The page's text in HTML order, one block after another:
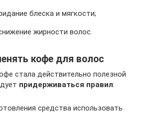
блеска и мягкости;
жирности волос.
кофе для волос
стала действительно полезной
придерживаться правил:
средства использовать